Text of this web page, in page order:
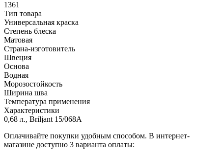
1361
Тип товара
Универсальная краска
Степень блеска
Матовая
Страна-изготовитель
Швеция
Основа
Водная
Морозостойкость
Ширина шва
Температура применения
Характеристики
0,68 л., Briljant 15/068A
Оплачивайте покупки удобным способом. В интернет-
магазине доступно 3 варианта оплаты: